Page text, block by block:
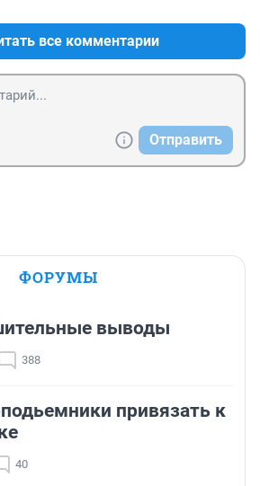
все комментарии
Отправить
ФОРУМЫ
выводы
388
привязать к
40